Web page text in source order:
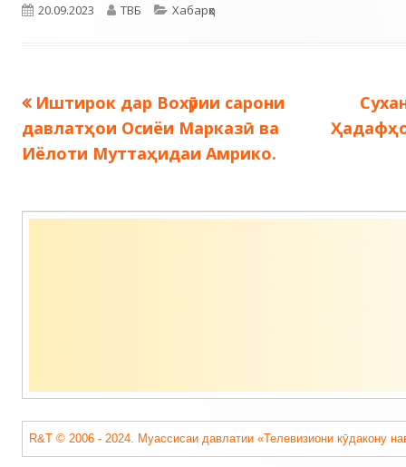
Опубликовано
20.09.2023 Автор
ТВБ Рубрики
Хабарҳо
Навигация
по
Предыдущая
запись:
Иштирок дар Вохӯрии сарони
давлатҳои Осиёи Марказӣ ва
Иёлоти Муттаҳидаи Амрико.
Содержимое
R&T © 2006 - 2024. Муассисаи давлатии «Телевизиони кӯдакону